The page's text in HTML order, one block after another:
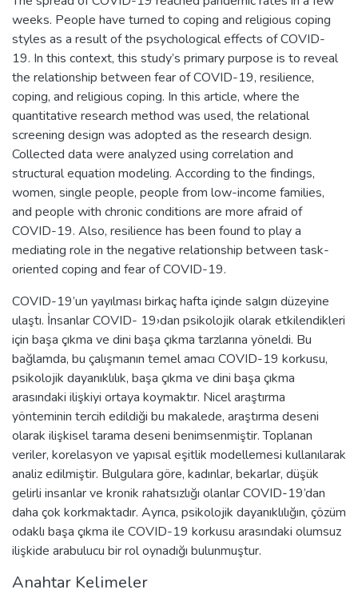
weeks. People have turned to coping and religious coping
styles as a result of the psychological effects of COVID-
19. In this context, this study’s primary purpose is to reveal
the relationship between fear of COVID-19, resilience,
coping, and religious coping. In this article, where the
quantitative research method was used, the relational
screening design was adopted as the research design.
Collected data were analyzed using correlation and
structural equation modeling. According to the findings,
women, single people, people from low-income families,
and people with chronic conditions are more afraid of
COVID-19. Also, resilience has been found to play a
mediating role in the negative relationship between task-
oriented coping and fear of COVID-19.
COVID-19’un yayılması birkaç hafta içinde salgın düzeyine
ulaştı. İnsanlar COVID- 19›dan psikolojik olarak etkilendikleri
için başa çıkma ve dini başa çıkma tarzlarına yöneldi. Bu
bağlamda, bu çalışmanın temel amacı COVID-19 korkusu,
psikolojik dayanıklılık, başa çıkma ve dini başa çıkma
arasındaki ilişkiyi ortaya koymaktır. Nicel araştırma
yönteminin tercih edildiği bu makalede, araştırma deseni
olarak ilişkisel tarama deseni benimsenmiştir. Toplanan
veriler, korelasyon ve yapısal eşitlik modellemesi kullanılarak
analiz edilmiştir. Bulgulara göre, kadınlar, bekarlar, düşük
gelirli insanlar ve kronik rahatsızlığı olanlar COVID-19’dan
daha çok korkmaktadır. Ayrıca, psikolojik dayanıklılığın, çözüm
odaklı başa çıkma ile COVID-19 korkusu arasındaki olumsuz
ilişkide arabulucu bir rol oynadığı bulunmuştur.
Anahtar Kelimeler